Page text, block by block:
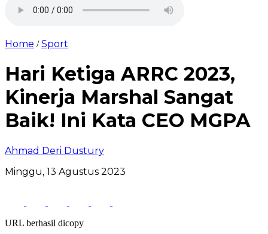
Home /Sport
Hari Ketiga ARRC 2023,
Kinerja Marshal Sangat
Baik! Ini Kata CEO MGPA
Ahmad Deri Dustury
Minggu, 13 Agustus 2023
URL berhasil dicopy